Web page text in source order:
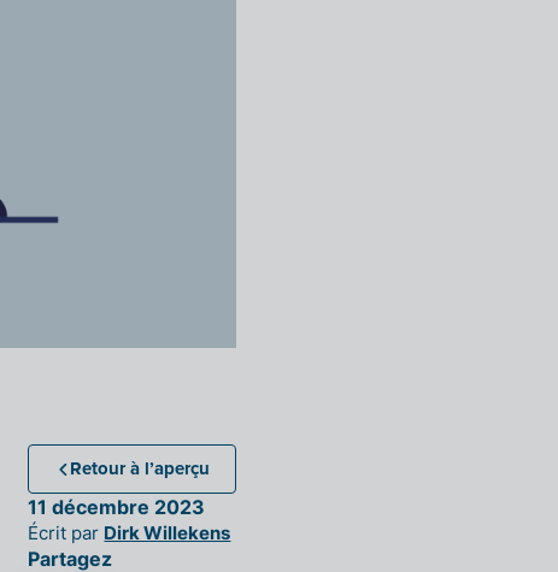
Retour à l’aperçu
11 décembre 2023
Écrit par Dirk Willekens
Partagez